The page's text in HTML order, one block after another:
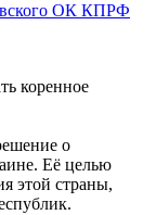
ОК КПРФ
коренное
о
Её целью
этой страны,